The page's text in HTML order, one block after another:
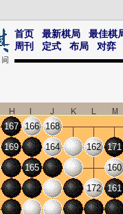
首页 最新棋局
最佳棋
周刊
定式 布局 对弈
160
161
162
164
165
166
167
168
169
171
172